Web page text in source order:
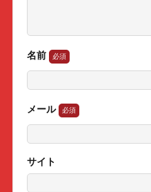
名前
メール
サイト